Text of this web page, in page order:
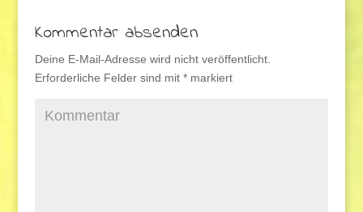
Kommentar absenden
Deine E-Mail-Adresse wird nicht veröffentlicht.
Erforderliche Felder sind mit *markiert